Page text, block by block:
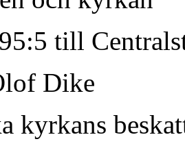
till
Dike
kyrkans